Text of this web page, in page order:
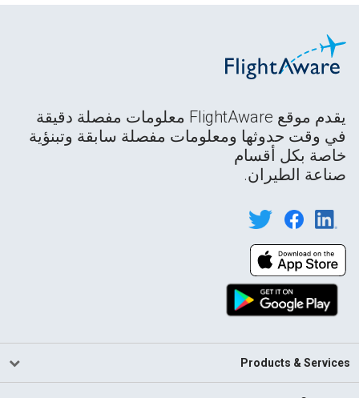
يقدم موقع FlightAware معلومات مفصلة دقيقة
في وقت حدوثها ومعلومات مفصلة سابقة وتبنؤية
خاصة بكل أقسام
صناعة الطيران.
Products & Services